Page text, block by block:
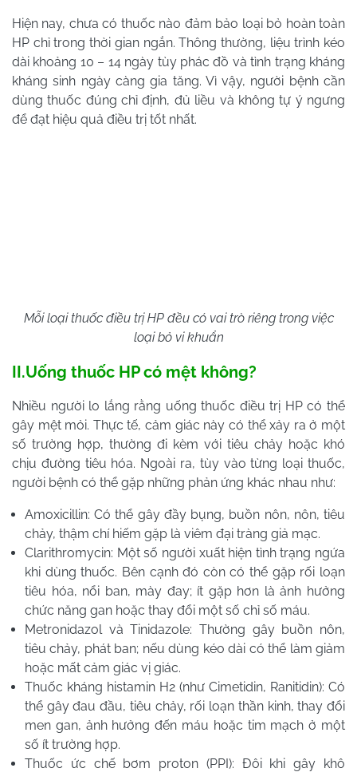
Hiện nay, chưa có thuốc nào đảm bảo loại bỏ hoàn toàn
HP chỉ trong thời gian ngắn. Thông thường, liệu trình kéo
dài khoảng 10 – 14 ngày tùy phác đồ và tình trạng kháng
kháng sinh ngày càng gia tăng. Vì vậy, người bệnh cần
dùng thuốc đúng chỉ định, đủ liều và không tự ý ngưng
để đạt hiệu quả điều trị tốt nhất.
Mỗi loại thuốc điều trị HP đều có vai trò riêng trong việc
loại bỏ vi khuẩn
II.Uống thuốc HP có mệt không?
Nhiều người lo lắng rằng uống thuốc điều trị HP có thể
gây mệt mỏi. Thực tế, cảm giác này có thể xảy ra ở một
số trường hợp, thường đi kèm với tiêu chảy hoặc khó
chịu đường tiêu hóa. Ngoài ra, tùy vào từng loại thuốc,
người bệnh có thể gặp những phản ứng khác nhau như:
Amoxicillin: Có thể gây đầy bụng, buồn nôn, nôn, tiêu
chảy, thậm chí hiếm gặp là viêm đại tràng giả mạc.
Clarithromycin: Một số người xuất hiện tình trạng ngứa
khi dùng thuốc. Bên cạnh đó còn có thể gặp rối loạn
tiêu hóa, nổi ban, mày đay; ít gặp hơn là ảnh hưởng
chức năng gan hoặc thay đổi một số chỉ số máu.
Metronidazol và Tinidazole: Thường gây buồn nôn,
tiêu chảy, phát ban; nếu dùng kéo dài có thể làm giảm
hoặc mất cảm giác vị giác.
Thuốc kháng histamin H2 (như Cimetidin, Ranitidin): Có
thể gây đau đầu, tiêu chảy, rối loạn thần kinh, thay đổi
men gan, ảnh hưởng đến máu hoặc tim mạch ở một
số ít trường hợp.
Thuốc ức chế bơm proton (PPI): Đôi khi gây khô